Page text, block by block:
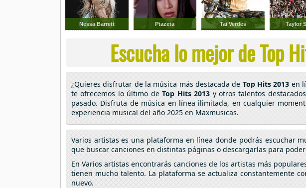
Nessa Barrett Ptazeta Tai Verdes Taylor
Escucha lo mejor de Top
¿Quieres disfrutar de la música más destacada de Top Hits 2013 en
te ofrecemos lo último deTop Hits 2013 y otros talentos
pasado. Disfruta de música en línea ilimitada, en cualquier
experiencia musical del año 2025 en Maxmusicas.
Varios artistas es una plataforma en línea donde podrás escuchar
que buscar canciones en distintas páginas o descargarlas para
En Varios artistas encontrarás canciones de los artistas más
tienen mucho talento. La plataforma se actualiza constantemente
nuevo.